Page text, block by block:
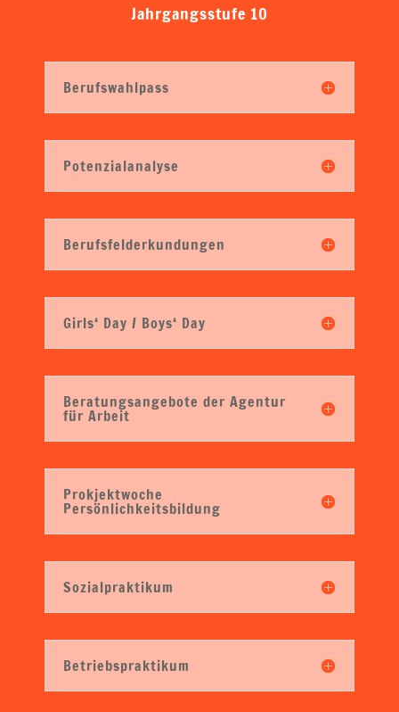
Jahrgangsstufe 10
Berufswahlpass
Potenzialanalyse
Berufsfelderkundungen
Girls‘ Day / Boys‘ Day
Beratungsangebote der Agentur
für Arbeit
Prokjektwoche
Persönlichkeitsbildung
Sozialpraktikum
Betriebspraktikum